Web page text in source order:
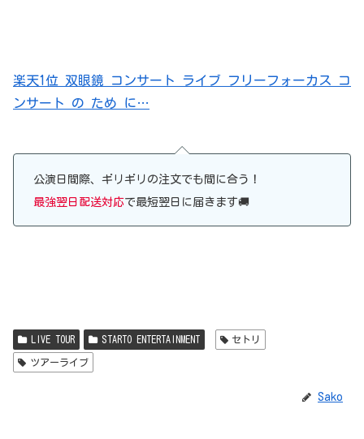
楽天1位 双眼鏡 コンサート ライブ フリーフォーカス コ
ンサート の ため に…
公演日間際、ギリギリの注文でも間に合う！
最強翌日配送対応で最短翌日に届きます🚚
LIVE TOUR STARTO ENTERTAINMENT セトリ
ツアーライブ
Sako